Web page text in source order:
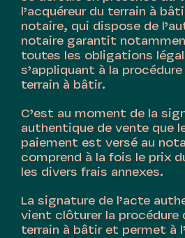
l’acquéreur du terrain à
notaire, qui dispose de
notaire garantit
toutes les obligations
s’appliquant à la procédure
terrain à bâtir.
C’est au moment de la
authentique de vente que
paiement est versé au
comprend à la fois le prix
les divers frais annexes.
La signature de l’acte
vient clôturer la procédure
terrain à bâtir et permet à